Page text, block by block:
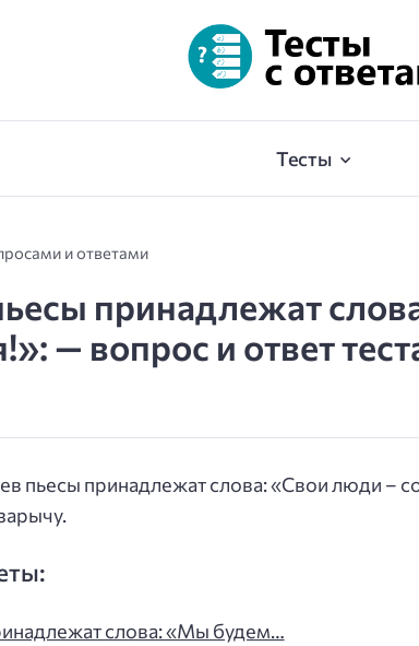
Тесты
и ответами
принадлежат
— вопрос и ответ
пьесы принадлежат слова: «Свои люди –
слова: «Мы будем…